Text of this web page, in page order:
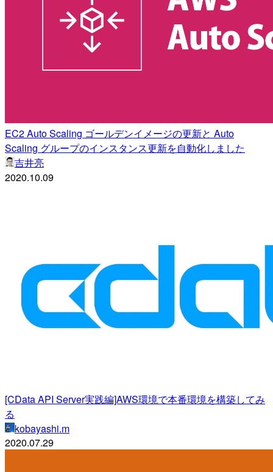
EC2 Auto Scaling ゴールデンイメージの更新と Auto
Scaling グループのインスタンス更新を自動化しました
吉井亮
2020.10.09
[CData API Server実践編]AWS環境で本番環境を構築してみ
る
kobayashi.m
2020.07.29